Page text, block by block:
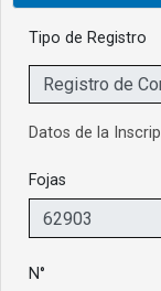
Tipo de Registro
Datos de la
Fojas
N°